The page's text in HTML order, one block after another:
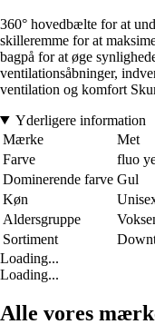
360° hovedbælte for at
skilleremme for at
bagpå for at øge
ventilationsåbninger,
ventilation og komfort
Yderligere information
Mærke
Met
Farve
fluo
Dominerende farve Gul
Køn
Aldersgruppe
Sortiment
Loading...
Loading...
Alle vores